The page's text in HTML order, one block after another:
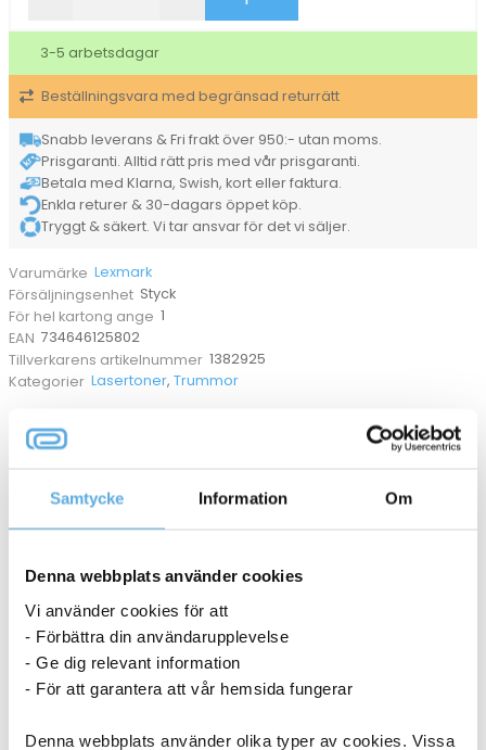
Samtycke Information Om
Denna webbplats använder cookies
Vi använder cookies för att
- Förbättra din användarupplevelse
- Ge dig relevant information
- För att garantera att vår hemsida fungerar
Denna webbplats använder olika typer av cookies. Vissa
s-
serien
17600sid
1382925
mängd
3-5 arbetsdagar
Beställningsvara med begränsad returrätt
Snabb leverans & Fri frakt över 950:- utan moms.
Prisgaranti. Alltid rätt pris med vår prisgaranti.
Betala med Klarna, Swish, kort eller faktura.
Enkla returer & 30-dagars öppet köp.
Tryggt & säkert. Vi tar ansvar för det vi säljer.
Varumärke Lexmark
Försäljningsenhet Styck
För hel kartong ange 1
EAN 734646125802
Tillverkarens artikelnummer 1382925
Kategorier Lasertoner,Trummor
ANDRA KÖPTE OCKSÅ